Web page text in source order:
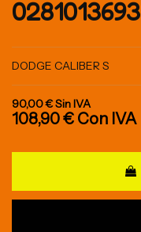
0281013693
DODGE CALIBER S
90,00 €Sin IVA
108,90 € Con IVA